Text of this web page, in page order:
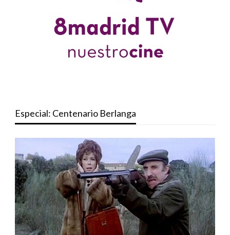
Especial: Centenario Berlanga